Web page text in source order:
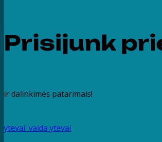
Prisijunk
ir dalinkimės patarimais!
ytevai_vaida ytevai